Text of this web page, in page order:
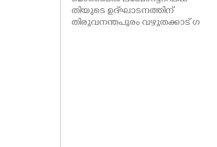
തിയുടെ ഉദ്‌ഘാടനത്തിന്
തിരുവനന്തപുരം വഴുതക്കാട് ഗ